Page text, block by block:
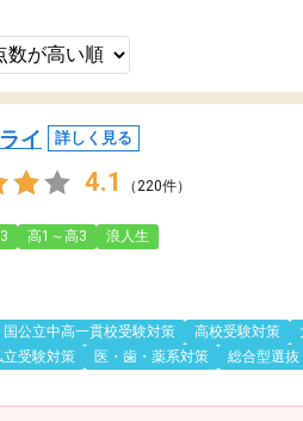
イ 詳しく見る
4.1 （220件）
高1～高3 浪人生
国公立中高一貫校受験対策 高校受験対策
立受験対策 医・歯・薬系対策 総合型選